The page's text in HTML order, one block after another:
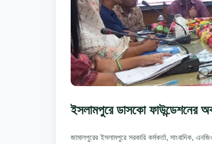
ইসলামপুরে ডাসকো ফাউন্ডেশনের
জামালপুরের ইসলামপুরে সরকারি কর্মকর্তা, সাংবাদিক,